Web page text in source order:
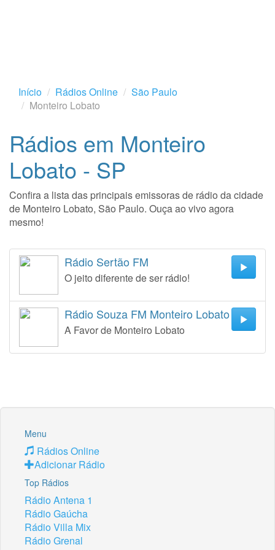
Início Rádios Online
São Paulo
Monteiro Lobato
Rádios em Monteiro
Lobato - SP
Confira a lista das principais emissoras de rádio da cidade
de Monteiro Lobato, São Paulo. Ouça ao vivo agora
mesmo!
Rádio Sertão FM
O jeito diferente de ser rádio!
Rádio Souza FM Monteiro Lobato
A Favor de Monteiro Lobato
Menu
Rádios Online
Adicionar Rádio
Top Rádios
Rádio Antena 1
Rádio Gaúcha
Rádio Villa Mix
Rádio Grenal